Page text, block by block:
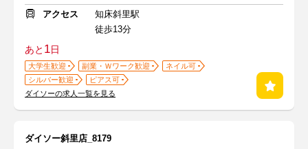
アクセス
知床斜里駅
徒歩13分
あと 1日
大学生歓迎 副業・Ｗワーク歓迎
ネイル可
シルバー歓迎
ピアス可
ダイソーの求人一覧を見る
ダイソー斜里店_8179